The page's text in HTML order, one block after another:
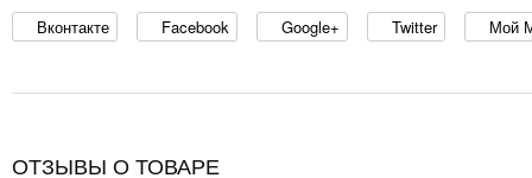
Вконтакте Facebook Google+ Twitter Мой
ОТЗЫВЫ О ТОВАРЕ